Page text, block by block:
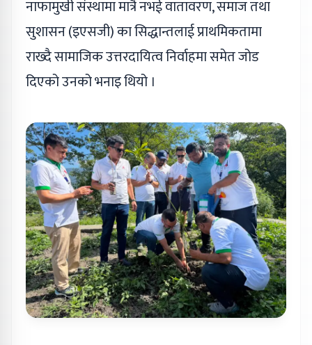
नाफामुखी संस्थामा मात्रै नभई वातावरण, समाज तथा
सुशासन (इएसजी) का सिद्धान्तलाई प्राथमिकतामा
राख्दै सामाजिक उत्तरदायित्व निर्वाहमा समेत जोड
दिएको उनको भनाइ थियो ।